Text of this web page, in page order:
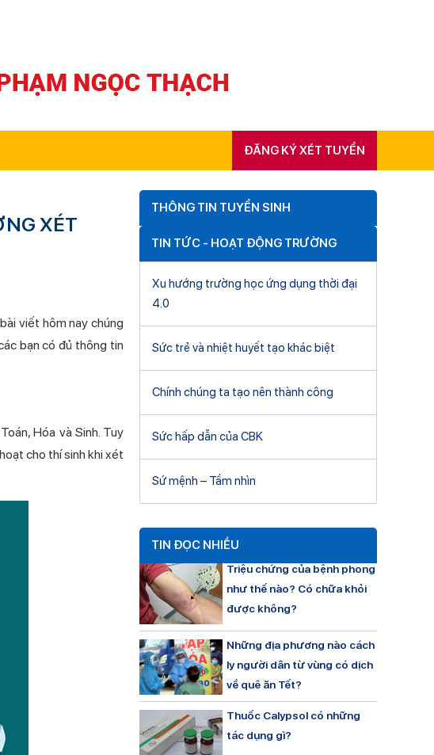
ĐĂNG KÝ XÉT TUYỂN
XÉT
viết hôm nay chúng
bạn có đủ thông tin
Hóa và Sinh. Tuy
cho thí sinh khi xét
THÔNG TIN TUYỂN SINH
TIN TỨC - HOẠT ĐỘNG TRƯỜNG
Xu hướng trường học ứng dụng thời đại
4.0
Sức trẻ và nhiệt huyết tạo khác biệt
Chính chúng ta tạo nên thành công
Sức hấp dẫn của CBK
Sứ mệnh – Tầm nhìn
TIN ĐỌC NHIỀU
Triệu chứng của bệnh phong
như thế nào? Có chữa khỏi
được không?
Những địa phương nào cách
ly người dân từ vùng có dịch
về quê ăn Tết?
Thuốc Calypsol có những
tác dụng gì?